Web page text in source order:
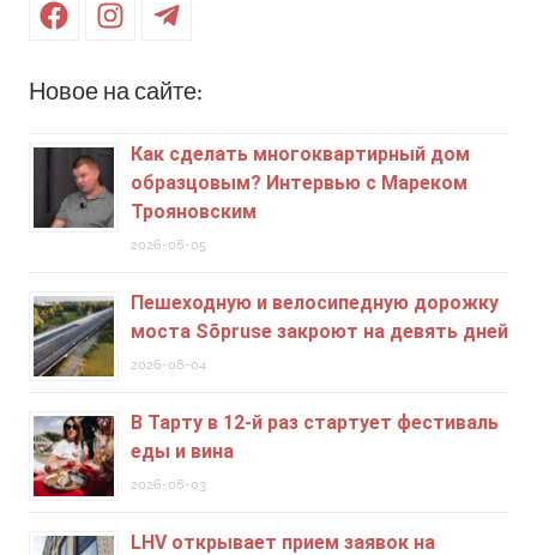
FacebookInstagramTelegram
Новое на сайте:
Как сделать многоквартирный дом
образцовым? Интервью с Мареком
Трояновским
2026-08-05
Пешеходную и велосипедную дорожку
моста Sõpruse закроют на девять дней
2026-08-04
В Тарту в 12-й раз стартует фестиваль
еды и вина
2026-08-03
LHV открывает прием заявок на